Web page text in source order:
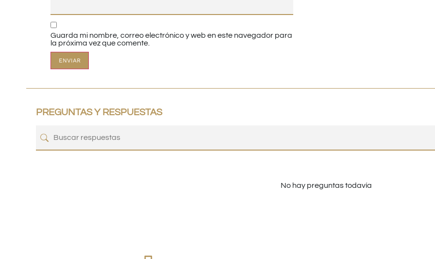
Guarda mi nombre, correo electrónico y web en este navegador para
la próxima vez que comente.
PREGUNTAS Y RESPUESTAS
No hay preguntas todavía